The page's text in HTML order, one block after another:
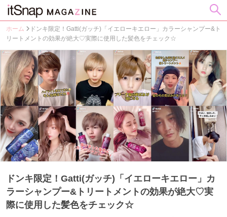
ホーム
ドンキ限定！Gatti(ガッチ)「イエローキエロー」カラーシャンプー&ト
リートメントの効果が絶大♡実際に使用した髪色をチェック☆
ドンキ限定！Gatti(ガッチ)「イエローキエロー」カ
ラーシャンプー&トリートメントの効果が絶大♡実
際に使用した髪色をチェック☆